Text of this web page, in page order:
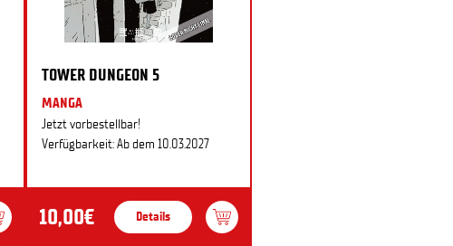
TOWER DUNGEON 5
MANGA
Jetzt vorbestellbar!
Verfügbarkeit: Ab dem 10.03.2027
10,00€ Details